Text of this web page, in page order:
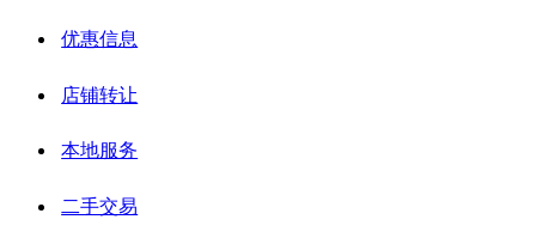
优惠信息
店铺转让
本地服务
二手交易